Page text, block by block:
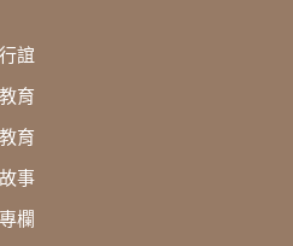
誼
育
育
事
欄